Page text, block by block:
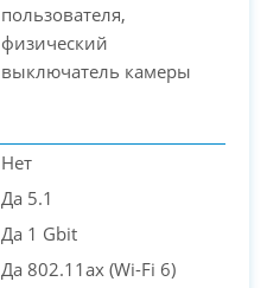
пользователя,
физический
выключатель камеры
Нет
Да 5.1
Да 1 Gbit
Да 802.11ax (Wi-Fi 6)